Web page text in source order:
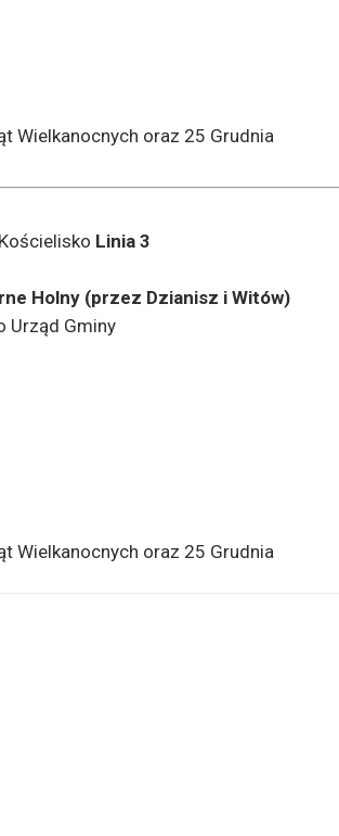
Wielkanocnych oraz 25 Grudnia
Linia 3
Holny (przez Dzianisz i Witów)
Urząd Gminy
Wielkanocnych oraz 25 Grudnia